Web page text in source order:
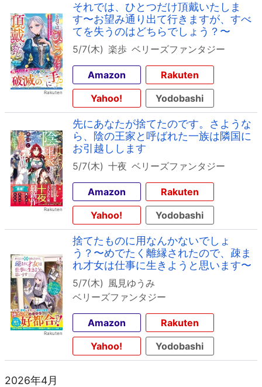
それでは、ひとつだけ頂戴いたしま
す〜お望み通り出て行きますが、すべ
てを失うのはどちらでしょう？〜
5/7(木) 楽歩 ベリーズファンタジー
Amazon
Rakuten
Yahoo!
Yodobashi
先にあなたが捨てたのです。さような
ら、陰の王家と呼ばれた一族は隣国に
お引越しします
5/7(木) 十夜 ベリーズファンタジー
Amazon
Rakuten
Yahoo!
Yodobashi
捨てたものに用なんかないでしょ
う？〜めでたく離縁されたので、疎ま
れ才女は仕事に生きようと思います〜
5/7(木) 風見ゆうみ
ベリーズファンタジー
Amazon
Rakuten
Yahoo!
Yodobashi
2026年4月